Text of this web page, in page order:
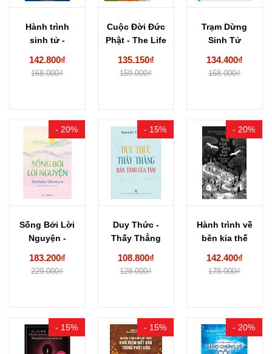
Hành trình
sinh tử -
142.800₫
168.000₫
Cuộc Đời Đức
Phật - The Life
135.150₫
159.000₫
Trạm Dừng
Sinh Tử
134.400₫
168.000₫
- 20%
Sống Bởi Lời
Nguyện -
183.200₫
229.000₫
- 15%
Duy Thức -
Thấy Thẳng
108.800₫
128.000₫
- 20%
Hành trình về
bên kia thế
142.400₫
178.000₫
- 15% - 15% - 20%